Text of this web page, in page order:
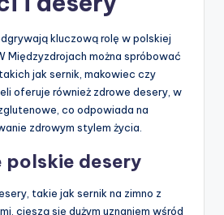
kluczową rolę w polskiej
Międzyzdrojach można spróbować
jak sernik, makowiec czy
oferuje również zdrowe desery, w
co odpowiada na
zdrowym stylem życia.
polskie desery
takie jak sernik na zimno z
cieszą się dużym uznaniem wśród